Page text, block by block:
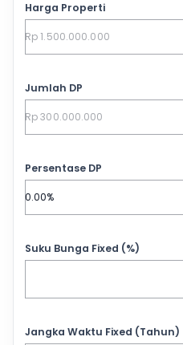
Harga Properti
Jumlah DP
Persentase DP
Suku Bunga Fixed (%)
Jangka Waktu Fixed (Tahun)